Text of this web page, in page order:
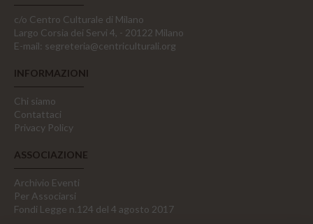
c/o Centro Culturale di Milano
Largo Corsia dei Servi 4, - 20122 Milano
E-mail: segreteria@centriculturali.org
INFORMAZIONI
Chi siamo
Contattaci
Privacy Policy
ASSOCIAZIONE
Archivio Eventi
Per Associarsi
Fondi Legge n.124 del 4 agosto 2017